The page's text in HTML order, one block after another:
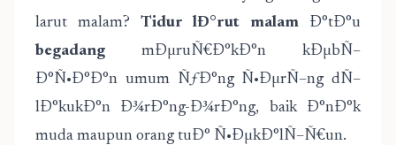
larut malam? Tidur lÐ°rut malam Ð°tÐ°u
begadang mÐµruÑ€Ð°kÐ°n kÐµbÑ–
Ð°Ñ•Ð°Ð°n umum ÑƒÐ°ng Ñ•ÐµrÑ–ng dÑ–
lÐ°kukÐ°n Ð¾rÐ°ng-Ð¾rÐ°ng, baik Ð°nÐ°k
muda maupun orang tuÐ° Ñ•ÐµkÐ°lÑ–Ñ€un.